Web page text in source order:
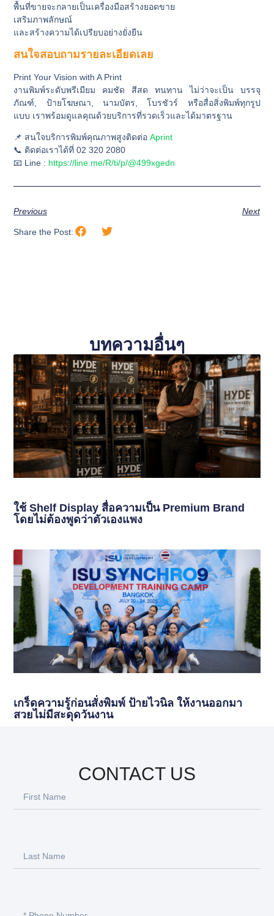
พื้นที่ขายจะกลายเป็นเครื่องมือสร้างยอดขาย
เสริมภาพลักษณ์
และสร้างความได้เปรียบอย่างยั่งยืน
สนใจสอบถามรายละเอียดเลย
Print Your Vision with A Print
งานพิมพ์ระดับพรีเมียม คมชัด สีสด ทนทานไม่ว่าจะเป็น บรรจุ
ภัณฑ์, ป้ายโฆษณา, นามบัตร, โบรชัวร์ หรือสื่อสิ่งพิมพ์ทุกรูป
แบบ เราพร้อมดูแลคุณด้วยบริการที่รวดเร็วและได้มาตรฐาน
📌 สนใจบริการพิมพ์คุณภาพสูงติดต่อAprint
📞 ติดต่อเราได้ที่ 02 320 2080
📧 Line : https://line.me/R/ti/p/@499xgedn
Previous Next
Share the Post:
บทความอื่นๆ
ใช้ Shelf Display สื่อความเป็น Premium Brand
โดยไม่ต้องพูดว่าตัวเองแพง
เกร็ดความรู้ก่อนสั่งพิมพ์ ป้ายไวนิล ให้งานออกมา
สวยไม่มีสะดุดวันงาน
CONTACT US